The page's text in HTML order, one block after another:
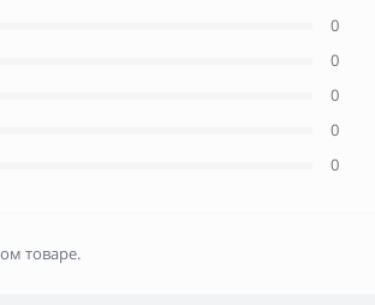
0
0
0
0
0
товаре.